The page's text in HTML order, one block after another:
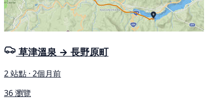
草津溫泉 → 長野原町
2 站點 · 2個月前
36 瀏覽